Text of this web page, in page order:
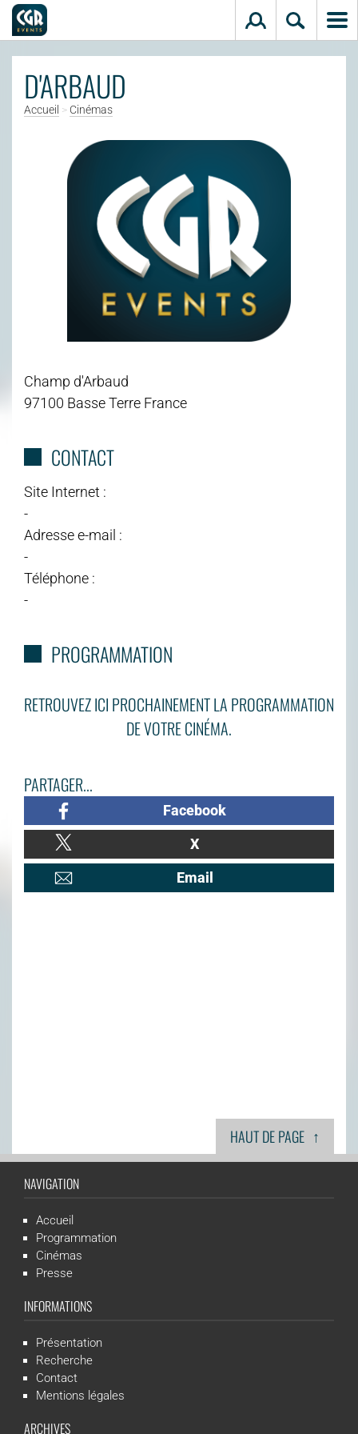
D'ARBAUD
Accueil > Cinémas
Champ d'Arbaud
97100 Basse Terre France
CONTACT
Site Internet :
-
Adresse e-mail :
-
Téléphone :
-
PROGRAMMATION
RETROUVEZ ICI PROCHAINEMENT LA PROGRAMMATION
DE VOTRE CINÉMA.
PARTAGER...
Facebook
X
Email
HAUT DE PAGE ↑
NAVIGATION
Accueil
Programmation
Cinémas
Presse
INFORMATIONS
Présentation
Recherche
Contact
Mentions légales
ARCHIVES